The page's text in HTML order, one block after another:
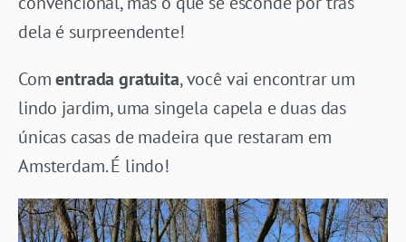
dela é surpreendente!
Comentrada gratuita, você vai encontrar um
lindo jardim, uma singela capela e duas das
únicas casas de madeira que restaram em
Amsterdam. É lindo!